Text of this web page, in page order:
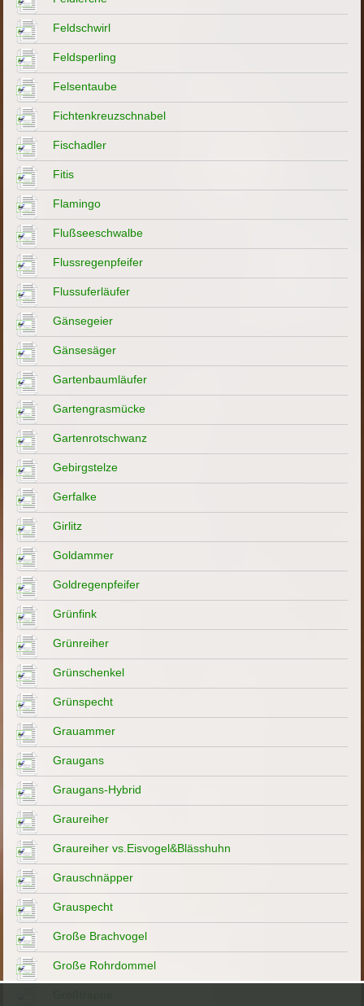
Feldschwirl
Feldsperling
Felsentaube
Fichtenkreuzschnabel
Fischadler
Fitis
Flamingo
Flußseeschwalbe
Flussregenpfeifer
Flussuferläufer
Gänsegeier
Gänsesäger
Gartenbaumläufer
Gartengrasmücke
Gartenrotschwanz
Gebirgstelze
Gerfalke
Girlitz
Goldammer
Goldregenpfeifer
Grünfink
Grünreiher
Grünschenkel
Grünspecht
Grauammer
Graugans
Graugans-Hybrid
Graureiher
Graureiher vs.Eisvogel&Blässhuhn
Grauschnäpper
Grauspecht
Große Brachvogel
Große Rohrdommel